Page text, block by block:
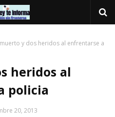
y dos heridos al enfrentarse a
heridos al
policia
20, 2013